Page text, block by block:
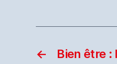
← Bien être